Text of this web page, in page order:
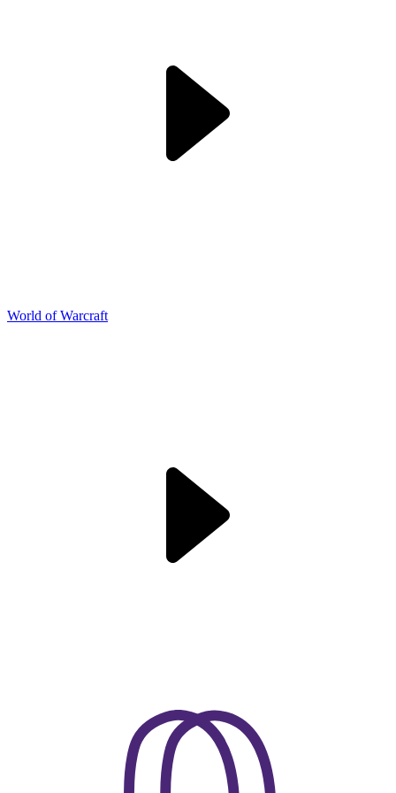
World of Warcraft